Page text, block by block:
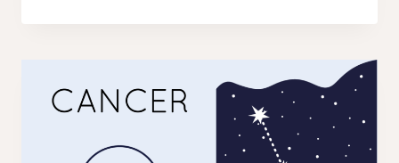
ASPECTOS
NO
POSITIVOS